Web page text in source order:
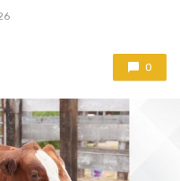
0